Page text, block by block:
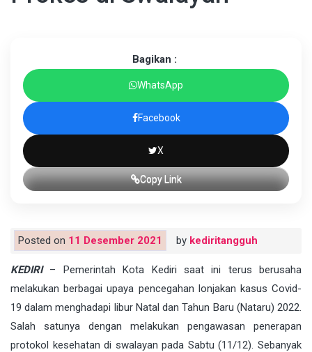
Bagikan :
WhatsApp
Facebook
X
Copy Link
Posted on 11 Desember 2021 by kediritangguh
KEDIRI– Pemerintah Kota Kediri saat ini terus berusaha
melakukan berbagai upaya pencegahan lonjakan kasus Covid-
19 dalam menghadapi libur Natal dan Tahun Baru (Nataru) 2022.
Salah satunya dengan melakukan pengawasan penerapan
protokol kesehatan di swalayan pada Sabtu (11/12). Sebanyak